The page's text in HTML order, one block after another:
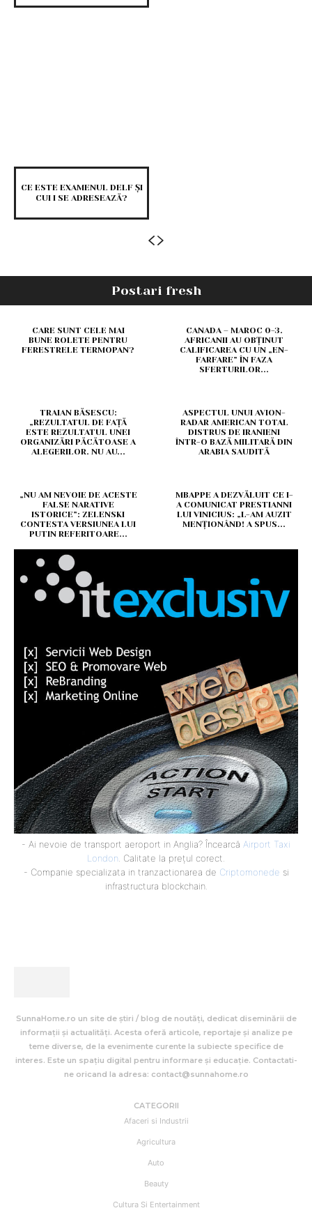
CE ESTE EXAMENUL DELF ȘI
CUI I SE ADRESEAZĂ?
Postari fresh
CARE SUNT CELE MAI
BUNE ROLETE PENTRU
FERESTRELE TERMOPAN?
CANADA – MAROC 0-3.
AFRICANII AU OBȚINUT
CALIFICAREA CU UN „EN-
FARFARE” ÎN FAZA
SFERTURILOR...
TRAIAN BĂSESCU:
„REZULTATUL DE FAȚĂ
ESTE REZULTATUL UNEI
ORGANIZĂRI PĂCĂTOASE A
ALEGERILOR. NU AU...
ASPECTUL UNUI AVION-
RADAR AMERICAN TOTAL
DISTRUS DE IRANIENI
ÎNTR-O BAZĂ MILITARĂ DIN
ARABIA SAUDITĂ
„NU AM NEVOIE DE ACESTE
FALSE NARATIVE
ISTORICE”: ZELENSKI
CONTESTA VERSIUNEA LUI
PUTIN REFERITOARE...
MBAPPE A DEZVĂLUIT CE I-
A COMUNICAT PRESTIANNI
LUI VINICIUS: „L-AM AUZIT
MENȚIONÂND! A SPUS...
- Ai nevoie de transport aeroport in Anglia? Încearcă Airport Taxi
London. Calitate la prețul corect.
- Companie specializata in tranzactionarea de Criptomonede si
infrastructura blockchain.
SunnaHome.ro un site de știri / blog de noutăți, dedicat diseminării de
informații și actualități. Acesta oferă articole, reportaje și analize pe
teme diverse, de la evenimente curente la subiecte specifice de
interes. Este un spațiu digital pentru informare și educație. Contactati-
ne oricand la adresa: contact@sunnahome.ro
CATEGORII
Afaceri si Industrii
Agricultura
Auto
Beauty
Cultura Si Entertainment